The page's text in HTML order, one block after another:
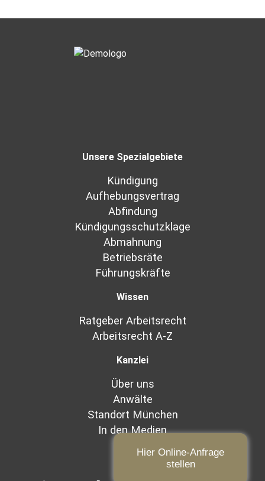
Unsere Spezialgebiete
Kündigung
Aufhebungsvertrag
Abfindung
Kündigungsschutzklage
Abmahnung
Betriebsräte
Führungskräfte
Wissen
Ratgeber Arbeitsrecht
Arbeitsrecht A-Z
Kanzlei
Über uns
Anwälte
Standort München
In den Medien
Hier Online-Anfrage
stellen